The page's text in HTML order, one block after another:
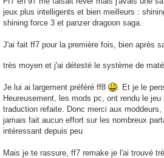
a
g
jeux plus intelligents et bien meilleurs :
shining force 3 et panzer dragoon saga.
J'ai fait ff7 pour la première fois, bien après
très moyen et j'ai détesté le système de
Je lui ai largement préféré ff8
. Et je le
Heureusement, les mods pc, ont rendu le
traduction refaite. Donc merci aux
jamais fait aucun effort sur les nombreux
intéressant depuis peu
Mais je te rassure, ff7 remake je l'ai trouvé